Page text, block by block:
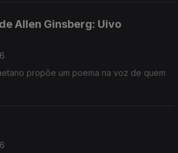
Allen Ginsberg: Uivo
propõe um poema na voz de quem